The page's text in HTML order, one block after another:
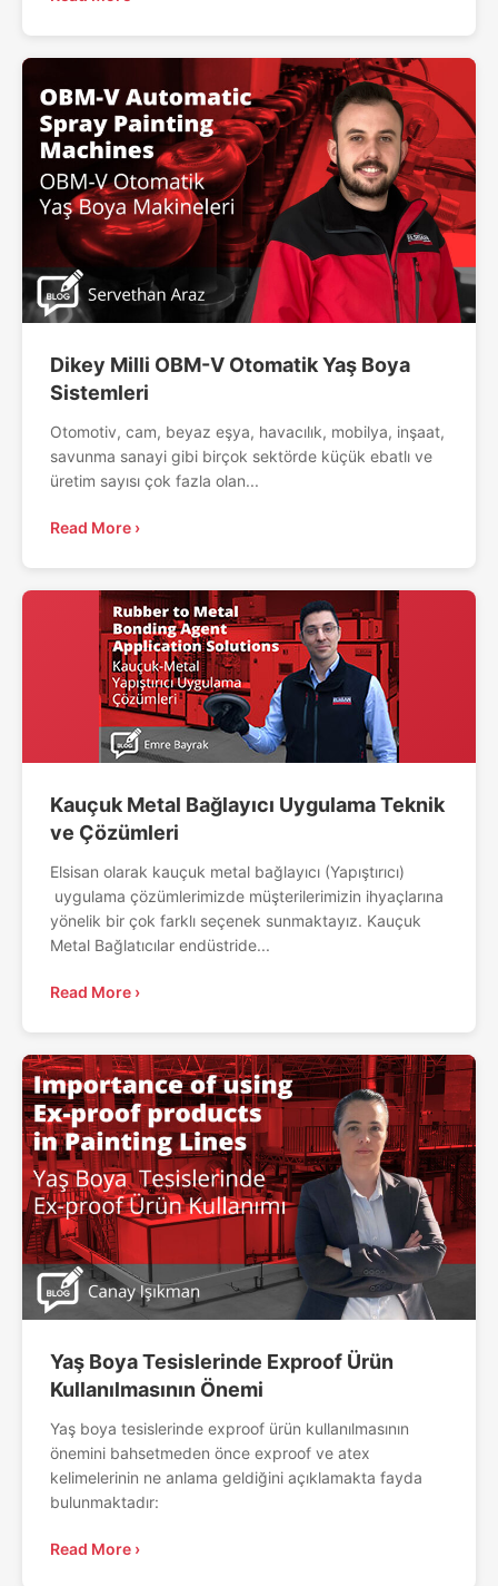
Dikey Milli OBM-V Otomatik Yaş Boya
Sistemleri
Otomotiv, cam, beyaz eşya, havacılık, mobilya, inşaat,
savunma sanayi gibi birçok sektörde küçük ebatlı ve
üretim sayısı çok fazla olan...
Read More ›
Kauçuk Metal Bağlayıcı Uygulama Teknik
ve Çözümleri
Elsisan olarak kauçuk metal bağlayıcı (Yapıştırıcı)
uygulama çözümlerimizde müşterilerimizin ihyaçlarına
yönelik bir çok farklı seçenek sunmaktayız. Kauçuk
Metal Bağlatıcılar endüstride...
Read More ›
Yaş Boya Tesislerinde Exproof Ürün
Kullanılmasının Önemi
Yaş boya tesislerinde exproof ürün kullanılmasının
önemini bahsetmeden önce exproof ve atex
kelimelerinin ne anlama geldiğini açıklamakta fayda
bulunmaktadır:
Read More ›